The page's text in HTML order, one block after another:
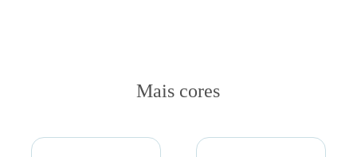
Mais cores